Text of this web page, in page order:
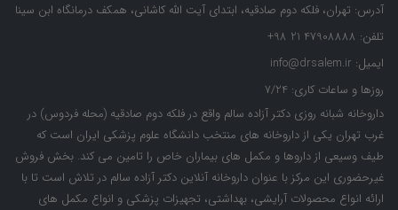
آدرس: تهران، فلکه دوم صادقیه، ابتدای آیت الله کاشانی، همکف درمانگاه ابن سینا
تلفن: 47908888 21 98+
ایمیل: info@drsalem.ir
روزها و ساعات کاری: 7/24
داروخانه شبانه روزی دکتر آزاده سالم واقع در فلکه دوم صادقیه (محله فردوس) در
غرب تهران یکی از داروخانه های منتخب دانشگاه علوم پزشکی ایران است که
طیف وسیعی از داروها و مکمل های بیماران خاص را تامین می کند. بخش فروش
غیرحضوری این مرکز با عنوان داروخانه آنلاین دکتر آزاده سالم در تلاش است تا با
ارائه انواع محصولات آرایشی، بهداشتی، تجهیزات پزشکی و انواع مکمل های